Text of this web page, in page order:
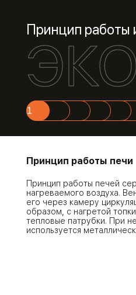
Принцип работы
12
Принцип работы печи
Принцип работы печей
нагреваемого воздуха.
его через камеру
образом, с нагретой
тепловые патрубки. При
используется